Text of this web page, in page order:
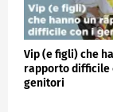
Vip (e figli) che
rapporto difficile
genitori